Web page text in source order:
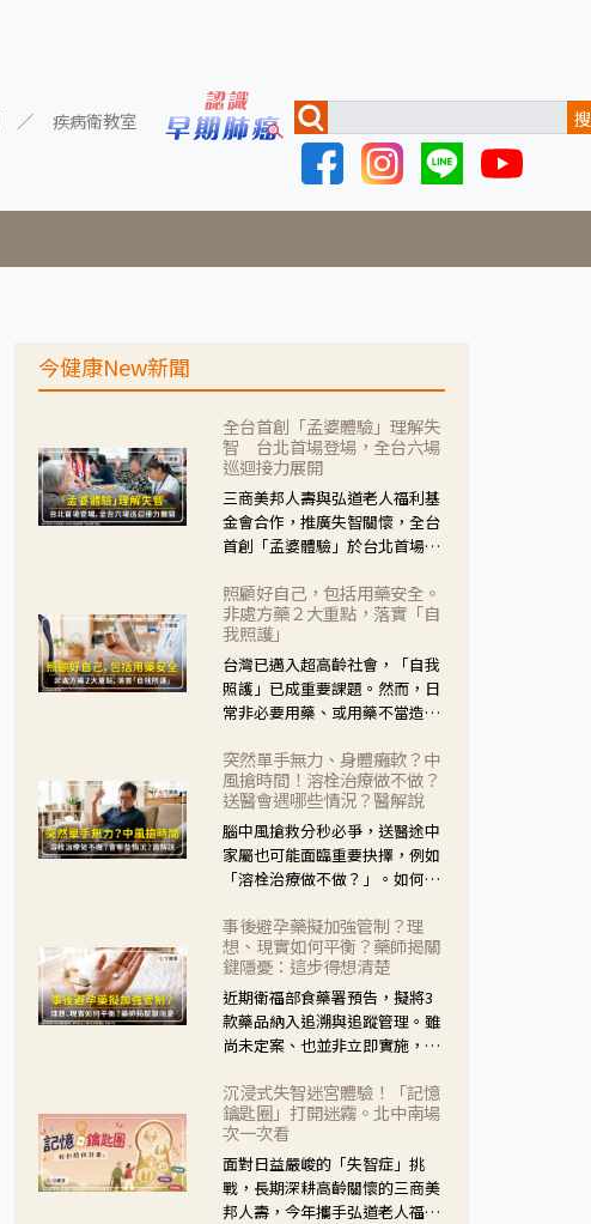
疾病衛教室
今健康New新聞
全台首創「孟婆體驗」理解失
智 台北首場登場，全台六場
巡迴接力展開
三商美邦人壽與弘道老人福利基
金會合作，推廣失智關懷，全台
首創「孟婆體驗」於台北首場實
模式，用結合情境互動等豐富活
動，將抽象的失智轉化為可感
受、可討論的生活情境，並引導
民眾在家人開始出現改變時，以
理解取代責備、以耐心回應不
安。
照顧好自己，包括用藥安全。
非處方藥２大重點，落實「自
我照護」
台灣已邁入超高齡社會，「自我
照護」已成重要課題。然而，日
常非必要用藥、或用藥不當造成
在重要。社團法人台灣自我照護
產業協會 提出「非處方藥正確使
用」與「藥師給力」，鼓勵民眾
建立安全且正確的自我照護習
慣。
突然單手無力、身體癱軟？中
風搶時間！溶栓治療做不做？
送醫會遇哪些情況？醫解說
腦中風搶救分秒必爭，送醫途中
家屬也可能面臨重要抉擇，例如
「溶栓治療做不做？」。如何搶
會理事長陳龍醫師解說！
事後避孕藥擬加強管制？理
想、現實如何平衡？藥師揭關
鍵隱憂：這步得想清楚
近期衛福部食藥署預告，擬將3
款藥品納入追溯與追蹤管理。雖
尚未定案、也並非立即實施，不
人杰藥師表示，這三款藥物目
的、作用、風險各有不同，管制
與否所帶來的後許影響也不同，
可先了解其特性。
沉浸式失智迷宮體驗！「記憶
鑰匙圈」打開迷霧。北中南場
次一次看
面對日益嚴峻的「失智症」挑
戰，長期深耕高齡關懷的三商美
邦人壽，今年攜手弘道老人福利